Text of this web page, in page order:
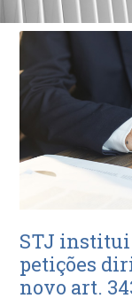
STJ institui
petições
novo art.